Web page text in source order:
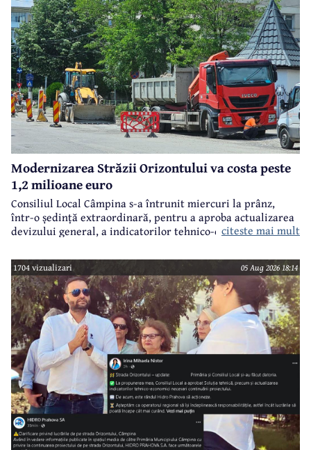
Modernizarea Străzii Orizontului va costa peste
1,2 milioane euro
Consiliul Local Câmpina s-a întrunit miercuri la prânz,
într-o ședință extraordinară, pentru a aproba actualizarea
devizului general, a indicatorilor tehnico-economici și a
realizarea modernizării Străzii Orizontului, obiectiv
finanțat prin Programul Național de Investiții ”Anghel
Saligny”.
citeste mai mult
1704 vizualizari 05 Aug 2026 18:14